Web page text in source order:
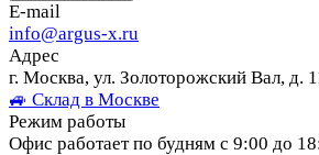
E-mail
info@argus-x.ru
Адрес
г. Москва, ул. Золоторожский Вал, д.
🚙 Склад в Москве
Режим работы
Офис работает по будням с 9:00 до